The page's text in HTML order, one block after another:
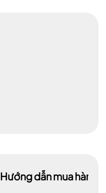
Hướng dẫn mua hàng